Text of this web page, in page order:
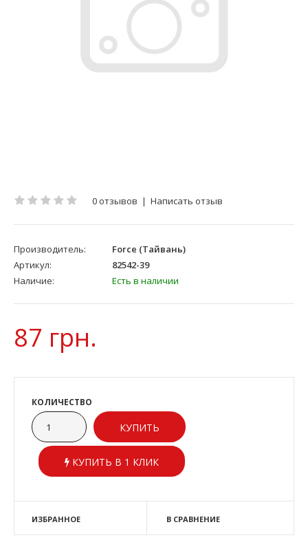
0 отзывов | Написать отзыв
Производитель:
Force (Тайвань)
Артикул:
82542-39
Наличие:
Есть в наличии
87 грн.
КОЛИЧЕСТВО
КУПИТЬ В 1 КЛИК
ИЗБРАННОЕ В СРАВНЕНИЕ